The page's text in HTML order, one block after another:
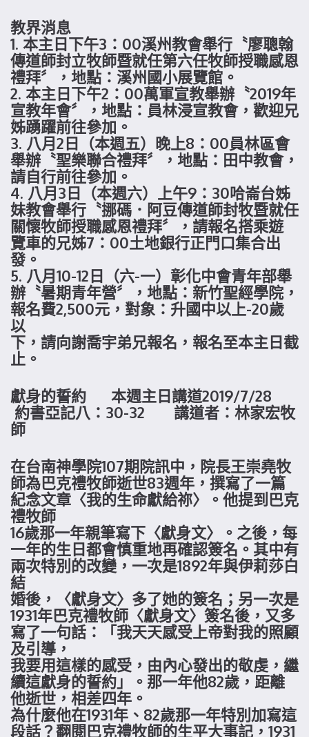
教界消息
1. 本主日下午3：00溪州教會舉行〝廖聰翰
傳道師封立牧師暨就任第六任牧師授職感恩
禮拜〞，地點：溪州國小展覽館。
2. 本主日下午2：00萬軍宣教舉辦〝2019年
宣教年會〞，地點：員林浸宣教會，歡迎兄
姊踴躍前往參加。
3. 八月2日（本週五）晚上8：00員林區會
舉辦〝聖樂聯合禮拜〞，地點：田中教會，
請自行前往參加。
4. 八月3日（本週六）上午9：30哈崙台姊
妹教會舉行〝挪碼．阿豆傳道師封牧暨就任
關懷牧師授職感恩禮拜〞，請報名搭乘遊
覽車的兄姊7：00土地銀行正門口集合出
發。
5. 八月10-12日（六-一）彰化中會青年部舉
辦〝暑期青年營〞，地點：新竹聖經學院，
報名費2,500元，對象：升國中以上-20歲
以
下，請向謝喬宇弟兄報名，報名至本主日截
止。
獻身的誓約 本週主日講道2019/7/28
約書亞記八：30-32 講道者：林家宏牧
師
在台南神學院107期院訊中，院長王崇堯牧
師為巴克禮牧師逝世83週年，撰寫了一篇
紀念文章〈我的生命獻給祢〉。他提到巴克
禮牧師
16歲那一年親筆寫下〈獻身文〉。之後，每
一年的生日都會慎重地再確認簽名。其中有
兩次特別的改變，一次是1892年與伊莉莎白
結
婚後，〈獻身文〉多了她的簽名；另一次是
1931年巴克禮牧師〈獻身文〉簽名後，又多
寫了一句話：「我天天感受上帝對我的照顧
及引導，
我要用這樣的感受，由內心發出的敬虔，繼
續這獻身的誓約」。那一年他82歲，距離
他逝世，相差四年。
為什麼他在1931年、82歲那一年特別加寫這
段話？翻閱巴克禮牧師的生平大事記，1931